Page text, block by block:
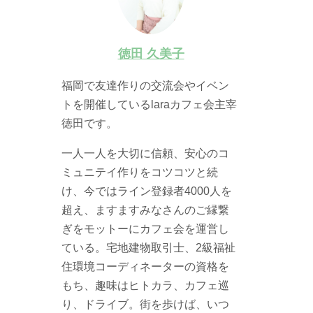
徳田 久美子
福岡で友達作りの交流会やイベン
トを開催しているlaraカフェ会主宰
徳田です。
一人一人を大切に信頼、安心のコ
ミュニテイ作りをコツコツと続
け、今ではライン登録者4000人を
超え、ますますみなさんのご縁繋
ぎをモットーにカフェ会を運営し
ている。宅地建物取引士、2級福祉
住環境コーディネーターの資格を
もち、趣味はヒトカラ、カフェ巡
り、ドライブ。街を歩けば、いつ